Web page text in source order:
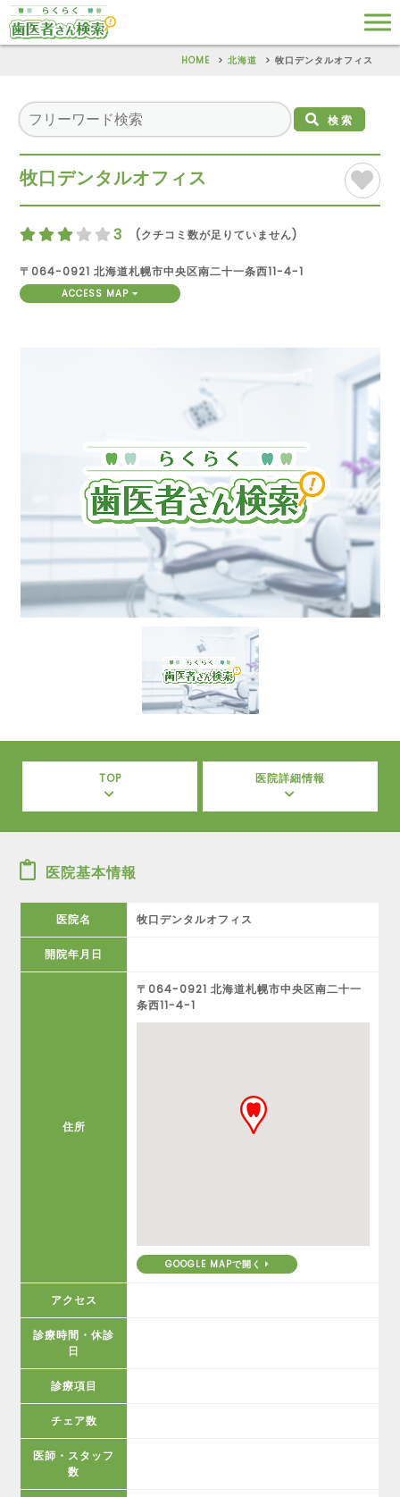
HOME 北海道 牧口デンタルオフィス
検索
牧口デンタルオフィス
3 (クチコミ数が足りていません)
〒064-0921 北海道札幌市中央区南二十一条西11-4-1
ACCESS MAP
TOP 医院詳細情報
医院基本情報
医院名 牧口デンタルオフィス
開院年月日
住所
〒064-0921 北海道札幌市中央区南二十一
条西11-4-1
GOOGLE MAPで開く
アクセス
診療時間・休診
日
診療項目
チェア数
医師・スタッフ
数